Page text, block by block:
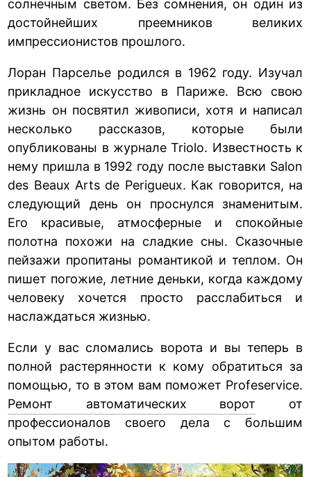
солнечным светом. Без сомнения, он один из
достойнейших преемников великих
импрессионистов прошлого.
Лоран Парселье родился в 1962 году. Изучал
прикладное искусство в Париже. Всю свою
жизнь он посвятил живописи, хотя и написал
несколько рассказов, которые были
опубликованы в журнале Triolo. Известность к
нему пришла в 1992 году после выставки Salon
des Beaux Arts de Perigueux. Как говорится, на
следующий день он проснулся знаменитым.
Его красивые, атмосферные и спокойные
полотна похожи на сладкие сны. Сказочные
пейзажи пропитаны романтикой и теплом. Он
пишет погожие, летние деньки, когда каждому
человеку хочется просто расслабиться и
наслаждаться жизнью.
Если у вас сломались ворота и вы теперь в
полной растерянности к кому обратиться за
помощью, то в этом вам поможет Profeservice.
Ремонт автоматических ворот от
профессионалов своего дела с большим
опытом работы.